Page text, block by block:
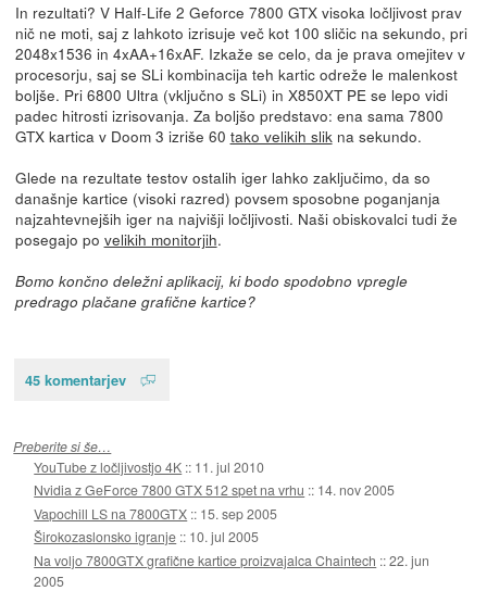
In rezultati? V Half-Life 2 Geforce 7800 GTX visoka ločljivost prav
nič ne moti, saj z lahkoto izrisuje več kot 100 sličic na sekundo, pri
2048x1536 in 4xAA+16xAF. Izkaže se celo, da je prava omejitev v
procesorju, saj se SLi kombinacija teh kartic odreže le malenkost
boljše. Pri 6800 Ultra (vključno s SLi) in X850XT PE se lepo vidi
padec hitrosti izrisovanja. Za boljšo predstavo: ena sama 7800
GTX kartica v Doom 3 izriše 60 tako velikih slikna sekundo.
Glede na rezultate testov ostalih iger lahko zaključimo, da so
današnje kartice (visoki razred) povsem sposobne poganjanja
najzahtevnejših iger na najvišji ločljivosti. Naši obiskovalci tudi že
posegajo po velikih monitorjih.
Bomo končno deležni aplikacij, ki bodo spodobno vpregle
predrago plačane grafične kartice?
45 komentarjev
Preberite si še…
YouTube z ločljivostjo 4K :: 11. jul 2010
Nvidia z GeForce 7800 GTX 512 spet na vrhu :: 14. nov 2005
Vapochill LS na 7800GTX :: 15. sep 2005
Širokozaslonsko igranje :: 10. jul 2005
Na voljo 7800GTX grafične kartice proizvajalca Chaintech ::22. jun
2005